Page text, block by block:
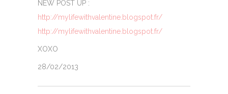
NEW POST UP :
http://mylifewithvalentine.blogspot.fr/
http://mylifewithvalentine.blogspot.fr/
XOXO
28/02/2013